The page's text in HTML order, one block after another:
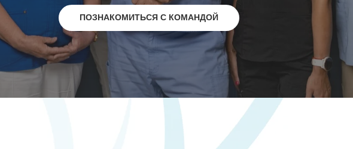
ПОЗНАКОМИТЬСЯ С КОМАНДОЙ